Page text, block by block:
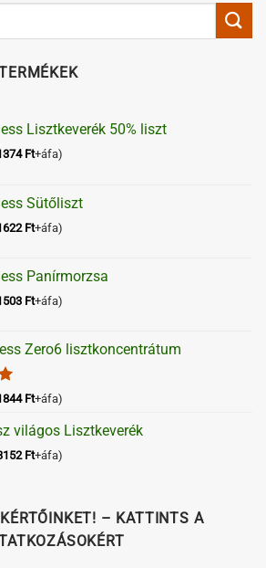
Lisztkeverék 50% liszt
Ft+áfa)
Sütőliszt
Ft+áfa)
Panírmorzsa
Ft+áfa)
Zero6 lisztkoncentrátum
Ft+áfa)
világos Lisztkeverék
Ft+áfa)
– KATTINTS A